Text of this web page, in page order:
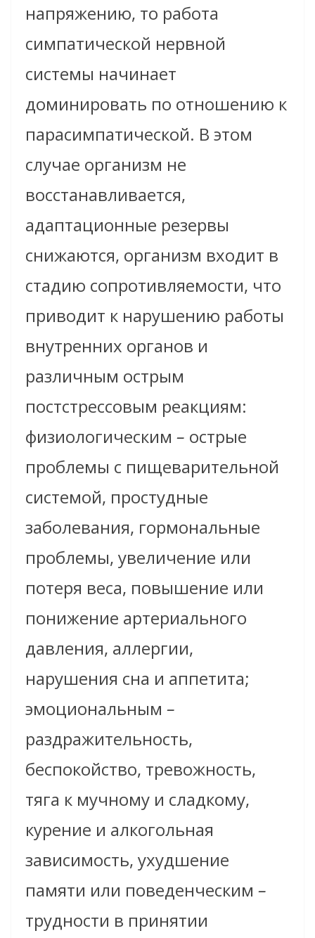
напряжению, то работа
симпатической нервной
системы начинает
доминировать по отношению к
парасимпатической. В этом
случае организм не
восстанавливается,
адаптационные резервы
снижаются, организм входит в
стадию сопротивляемости, что
приводит к нарушению работы
внутренних органов и
различным острым
постстрессовым реакциям:
физиологическим – острые
проблемы с пищеварительной
системой, простудные
заболевания, гормональные
проблемы, увеличение или
потеря веса, повышение или
понижение артериального
давления, аллергии,
нарушения сна и аппетита;
эмоциональным –
раздражительность,
беспокойство, тревожность,
тяга к мучному и сладкому,
курение и алкогольная
зависимость, ухудшение
памяти или поведенческим –
трудности в принятии